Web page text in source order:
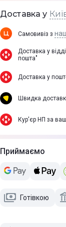
Доставка у
Самовивіз з
Доставка у
пошта"
Доставка у
Швидка
Кур'єр НП за
Приймаємо
Готівкою